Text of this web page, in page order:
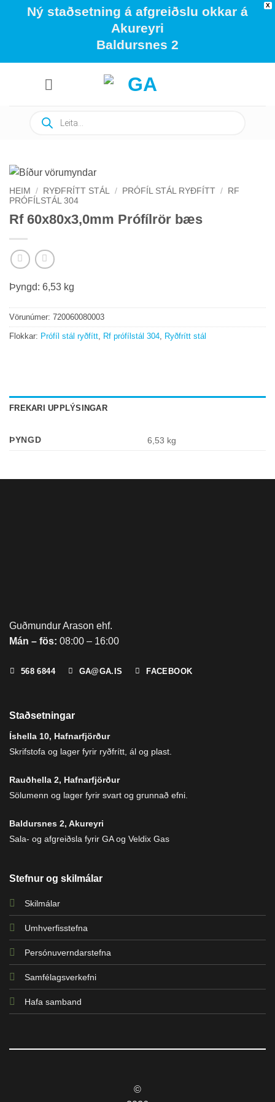
X
Ný staðsetning á afgreiðslu okkar á
Akureyri
Baldursnes 2
search
HEIM / RYÐFRÍTT STÁL / PRÓFÍL STÁL RYÐFÍTT /
RF
PRÓFÍLSTÁL 304
Rf 60x80x3,0mm Prófílrör bæs
Þyngd: 6,53 kg
Vörunúmer: 720060080003
Flokkar: Prófíl stál ryðfítt Rf prófílstál 304 Ryðfrítt stál
FREKARI UPPLÝSINGAR
ÞYNGD 6,53 kg
Guðmundur Arason ehf.
Mán – fös: 08:00 – 16:00
568 6844 GA@GA.IS FACEBOOK
Staðsetningar
Íshella 10, Hafnarfjörður
Skrifstofa og lager fyrir ryðfrítt, ál og plast.
Rauðhella 2, Hafnarfjörður
Sölumenn og lager fyrir svart og grunnað efni.
Baldursnes 2, Akureyri
Sala- og afgreiðsla fyrir GA og Veldix Gas
Stefnur og skilmálar
Skilmálar
Umhverfisstefna
Persónuverndarstefna
Samfélagsverkefni
Hafa samband
©